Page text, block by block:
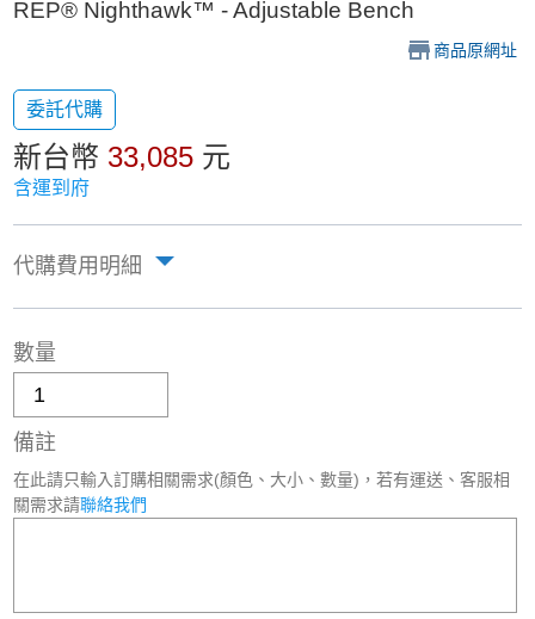
REP® Nighthawk™ - Adjustable Bench
商品原網址
委託代購
新台幣 33,085 元
含運到府
代購費用明細
數量
備註
在此請只輸入訂購相關需求(顏色、大小、數量)，若有運送、客服相
關需求請聯絡我們